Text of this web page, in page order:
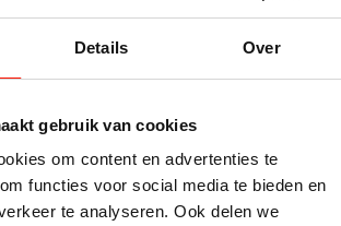
Details Over
gebruik van cookies
om content en advertenties te
functies voor social media te bieden en
te analyseren. Ook delen we
Calex Organic Evo
1800K dimbaar
Beperkt op voorraad
45,95